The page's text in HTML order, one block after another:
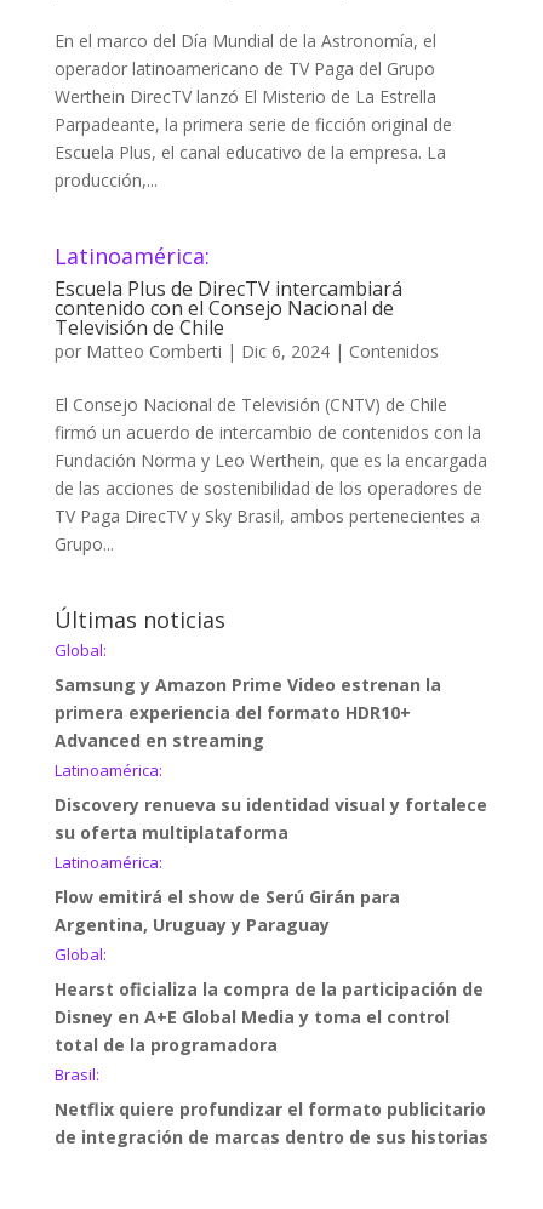
En el marco del Día Mundial de la Astronomía, el
operador latinoamericano de TV Paga del Grupo
Werthein DirecTV lanzó El Misterio de La Estrella
Parpadeante, la primera serie de ficción original de
Escuela Plus, el canal educativo de la empresa. La
producción,...
Latinoamérica:
Escuela Plus de DirecTV intercambiará
contenido con el Consejo Nacional de
Televisión de Chile
por Matteo Comberti | Dic 6, 2024| Contenidos
El Consejo Nacional de Televisión (CNTV) de Chile
firmó un acuerdo de intercambio de contenidos con la
Fundación Norma y Leo Werthein, que es la encargada
de las acciones de sostenibilidad de los operadores de
TV Paga DirecTV y Sky Brasil, ambos pertenecientes a
Grupo...
Últimas noticias
Global:
Samsung y Amazon Prime Video estrenan la
primera experiencia del formato HDR10+
Advanced en streaming
Latinoamérica:
Discovery renueva su identidad visual y fortalece
su oferta multiplataforma
Latinoamérica:
Flow emitirá el show de Serú Girán para
Argentina, Uruguay y Paraguay
Global:
Hearst oficializa la compra de la participación de
Disney en A+E Global Media y toma el control
total de la programadora
Brasil:
Netflix quiere profundizar el formato publicitario
de integración de marcas dentro de sus historias